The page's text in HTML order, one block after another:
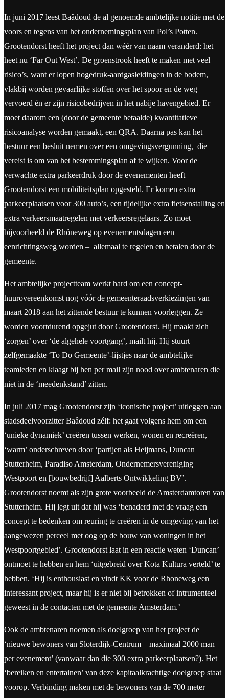
In juni 2017 leest Baâdoud de al genoemde ambtelijke notitie met de
voors en tegens van het ondernemingsplan van Pol’s Potten.
Grootendorst heeft het project dan wéér van naam veranderd: het
heet nu ‘Far Out West’. De groenstrook heeft te maken met veel
risico’s, want er lopen hogedruk-aardgasleidingen in de bodem,
vlakbij worden gevaarlijke stoffen over het spoor en de weg
vervoerd én er zijn risicobedrijven in het nabije havengebied. Er
moet daarom een (door de gemeente betaalde) kwantitatieve
risicoanalyse worden gemaakt, een QRA. Daarna pas kan het
bestuur een besluit nemen over een omgevingsvergunning, die
vereist is om van het bestemmingsplan af te wijken. Voor de
verwachte extra parkeerdruk door de evenementen heeft
Grootendorst een mobiliteitsplan opgesteld. Er komen extra
parkeerplaatsen voor 300 auto’s, een tijdelijke extra fietsenstalling en
extra verkeersmaatregelen met verkeersregelaars. Zo moet
bijvoorbeeld de Rhôneweg op evenementsdagen een
eenrichtingsweg worden – allemaal te regelen en betalen door de
gemeente.
Het ambtelijke projectteam werkt hard om een concept-
huurovereenkomst nog vóór de gemeenteraadsverkiezingen van
maart 2018 aan het zittende bestuur te kunnen voorleggen. Ze
worden voortdurend opgejut door Grootendorst. Hij maakt zich
‘zorgen’ over ‘de algehele voortgang’, mailt hij. Hij stuurt
zelfgemaakte ‘To Do Gemeente’-lijstjes naar de ambtelijke
teamleden en klaagt bij hen per mail zijn nood over ambtenaren die
niet in de ‘meedenkstand’ zitten.
In juli 2017 mag Grootendorst zijn ‘iconische project’ uitleggen aan
stadsdeelvoorzitter Baâdoud zélf: het gaat volgens hem om een
‘unieke dynamiek’ creëren tussen werken, wonen en recreëren,
‘warm’ onderschreven door ‘partijen als Heijmans, Duncan
Stutterheim, Paradiso Amsterdam, Ondernemersvereniging
Westpoort en [bouwbedrijf] Aalberts Ontwikkeling BV’.
Grootendorst noemt als zijn grote voorbeeld de Amsterdamtoren van
Stutterheim. Hij legt uit dat hij was ‘benaderd met de vraag een
concept te bedenken om reuring te creëren in de omgeving van het
aangewezen perceel met oog op de bouw van woningen in het
Westpoortgebied’. Grootendorst laat in een reactie weten ‘Duncan’
ontmoet te hebben en hem ‘uitgebreid over Kota Kultura verteld’ te
hebben. ‘Hij is enthousiast en vindt KK voor de Rhoneweg een
interessant project, maar hij is er niet bij betrokken of intrumenteel
geweest in de contacten met de gemeente Amsterdam.’
Ook de ambtenaren noemen als doelgroep van het project de
‘nieuwe bewoners van Sloterdijk-Centrum – maximaal 2000 man
per evenement’ (vanwaar dan die 300 extra parkeerplaatsen?). Het
‘bereiken en entertainen’ van deze kapitaalkrachtige doelgroep staat
voorop. Verbinding maken met de bewoners van de 700 meter